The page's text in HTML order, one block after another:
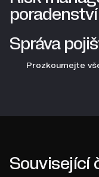
poradenství
Správa
Prozkoumejte
Související